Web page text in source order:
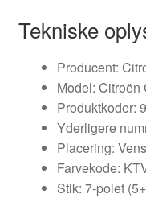
Tekniske
Producent:
Model: Citroën
Produktkoder:
Yderligere
Placering:
Farvekode:
Stik: 7-polet